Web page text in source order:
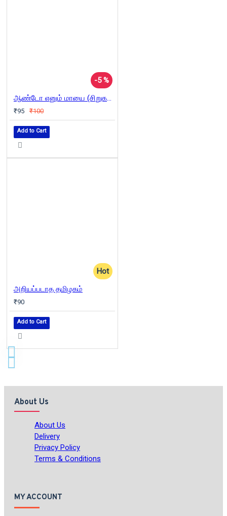
-5 %
ஆண்டோ எனும் மாயை (சிறுகதைத் தொகுப்பு)
₹95 ₹100
Add to Cart
Hot
அறியப்படாத தமிழகம்
₹90
Add to Cart
About Us
About Us
Delivery
Privacy Policy
Terms & Conditions
MY ACCOUNT